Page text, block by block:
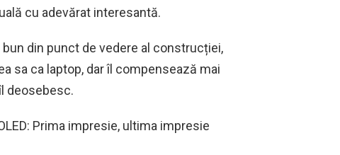
cu adevărat interesantă.
din punct de vedere al construcției,
sa ca laptop, dar îl compensează mai
deosebesc.
Prima impresie, ultima impresie